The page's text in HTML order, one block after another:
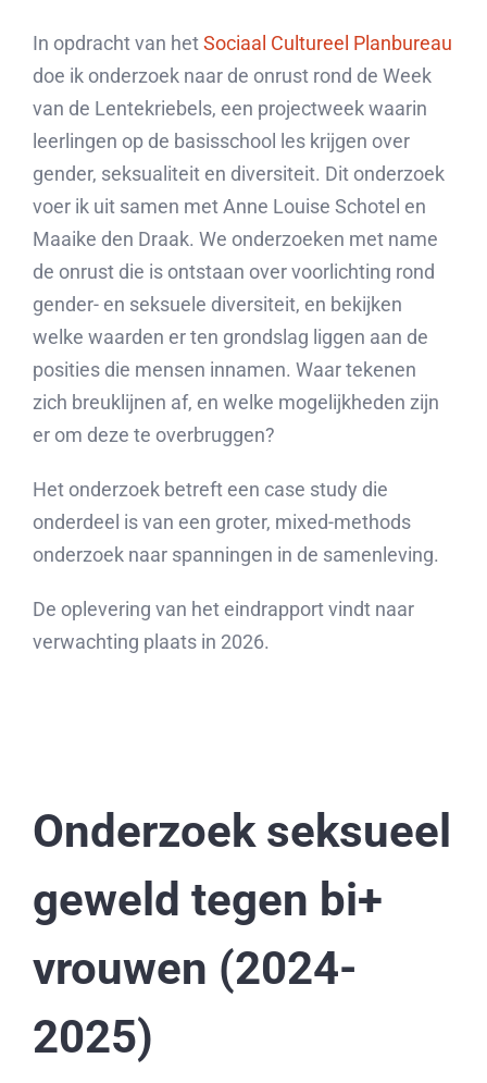
In opdracht van hetSociaal Cultureel Planbureau
doe ik onderzoek naar de onrust rond de Week
van de Lentekriebels, een projectweek waarin
leerlingen op de basisschool les krijgen over
gender, seksualiteit en diversiteit. Dit onderzoek
voer ik uit samen met Anne Louise Schotel en
Maaike den Draak. We onderzoeken met name
de onrust die is ontstaan over voorlichting rond
gender- en seksuele diversiteit, en bekijken
welke waarden er ten grondslag liggen aan de
posities die mensen innamen. Waar tekenen
zich breuklijnen af, en welke mogelijkheden zijn
er om deze te overbruggen?
Het onderzoek betreft een case study die
onderdeel is van een groter, mixed-methods
onderzoek naar spanningen in de samenleving.
De oplevering van het eindrapport vindt naar
verwachting plaats in 2026.
Onderzoek seksueel
geweld tegen bi+
vrouwen (2024-
2025)